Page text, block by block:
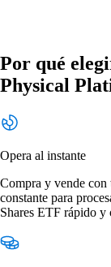
Por qué
Physical
Opera al instante
Compra y vende
constante para
Shares ETF rápido y